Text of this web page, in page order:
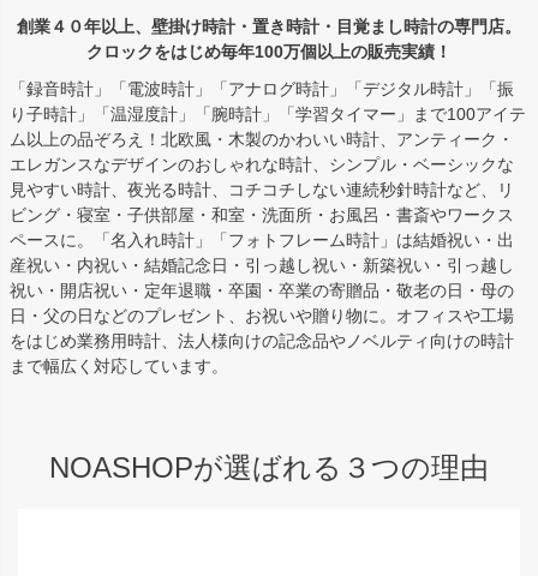
創業４０年以上、壁掛け時計・置き時計・目覚まし時計の専門店。
クロックをはじめ毎年100万個以上の販売実績！
「録音時計」「電波時計」「アナログ時計」「デジタル時計」「振
り子時計」「温湿度計」「腕時計」「学習タイマー」まで100アイテ
ム以上の品ぞろえ！北欧風・木製のかわいい時計、アンティーク・
エレガンスなデザインのおしゃれな時計、シンプル・ベーシックな
見やすい時計、夜光る時計、コチコチしない連続秒針時計など、リ
ビング・寝室・子供部屋・和室・洗面所・お風呂・書斎やワークス
ペースに。「名入れ時計」「フォトフレーム時計」は結婚祝い・出
産祝い・内祝い・結婚記念日・引っ越し祝い・新築祝い・引っ越し
祝い・開店祝い・定年退職・卒園・卒業の寄贈品・敬老の日・母の
日・父の日などのプレゼント、お祝いや贈り物に。オフィスや工場
をはじめ業務用時計、法人様向けの記念品やノベルティ向けの時計
まで幅広く対応しています。
NOASHOPが選ばれる３つの理由